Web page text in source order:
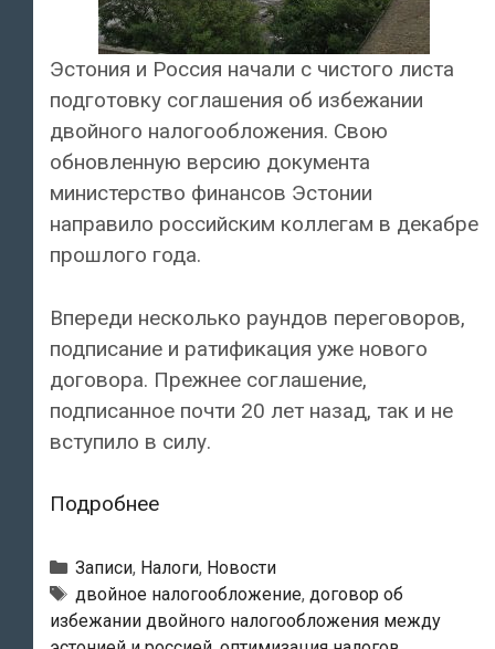
Эстония и Россия начали с чистого листа
подготовку соглашения об избежании
двойного налогообложения. Свою
обновленную версию документа
министерство финансов Эстонии
направило российским коллегам в декабре
прошлого года.
Впереди несколько раундов переговоров,
подписание и ратификация уже нового
договора. Прежнее соглашение,
подписанное почти 20 лет назад, так и не
вступило в силу.
ПодробнееЭстония
Россия
начали
работу
Рубрики
Записи, Налоги, Новости
Метки
двойное налогообложение, договор об
избежании двойного налогообложения между